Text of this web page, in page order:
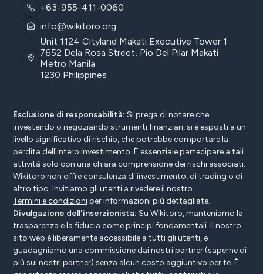
+63-955-411-0060
info@wikitoro.org
Unit 1124 Cityland Makati Executive Tower 1
7652 Dela Rosa Street, Pio Del Pilar Makati
Metro Manila
1230 Philippines
Esclusione di responsabilità: Si prega di notare che
investendo o negoziando strumenti finanziari, si è esposti a un
livello significativo di rischio, che potrebbe comportare la
perdita dell'intero investimento. È essenziale partecipare a tali
attività solo con una chiara comprensione dei rischi associati.
Wikitoro non offre consulenza di investimento, di trading o di
altro tipo. Invitiamo gli utenti a rivedere il nostro
Termini e condizioniper informazioni più dettagliate.
Divulgazione dell'inserzionista: Su Wikitoro, manteniamo la
trasparenza e la fiducia come principi fondamentali. Il nostro
sito web è liberamente accessibile a tutti gli utenti, e
guadagniamo una commissione dai nostri partner (saperne di
più sui nostri partner) senza alcun costo aggiuntivo per te. È